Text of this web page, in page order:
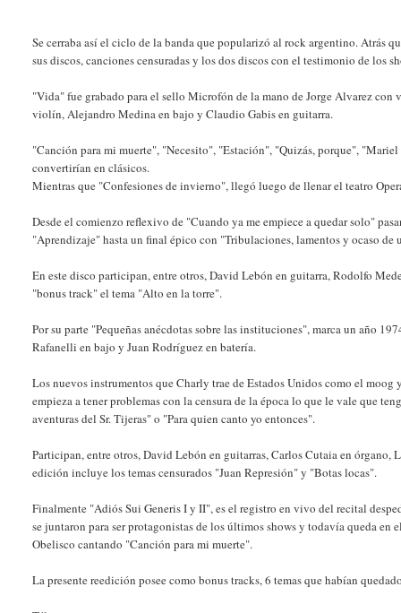
Se cerraba así el ciclo de la banda que popularizó al rock argentino. Atrás
sus discos, canciones censuradas y los dos discos con el testimonio de los
"Vida" fue grabado para el sello Microfón de la mano de Jorge Alvarez
violín, Alejandro Medina en bajo y Claudio Gabis en guitarra.
"Canción para mi muerte", "Necesito", "Estación", "Quizás, porque",
convertirían en clásicos.
Mientras que "Confesiones de invierno", llegó luego de llenar el teatro
Desde el comienzo reflexivo de "Cuando ya me empiece a quedar solo"
"Aprendizaje" hasta un final épico con "Tribulaciones, lamentos y ocaso
En este disco participan, entre otros, David Lebón en guitarra, Rodolfo
"bonus track" el tema "Alto en la torre".
Por su parte "Pequeñas anécdotas sobre las instituciones", marca un año
Rafanelli en bajo y Juan Rodríguez en batería.
Los nuevos instrumentos que Charly trae de Estados Unidos como el
empieza a tener problemas con la censura de la época lo que le vale que
aventuras del Sr. Tijeras" o "Para quien canto yo entonces".
Participan, entre otros, David Lebón en guitarras, Carlos Cutaia en
edición incluye los temas censurados "Juan Represión" y "Botas locas".
Finalmente "Adiós Sui Generis I y II", es el registro en vivo del recital
se juntaron para ser protagonistas de los últimos shows y todavía queda
Obelisco cantando "Canción para mi muerte".
La presente reedición posee como bonus tracks, 6 temas que habían